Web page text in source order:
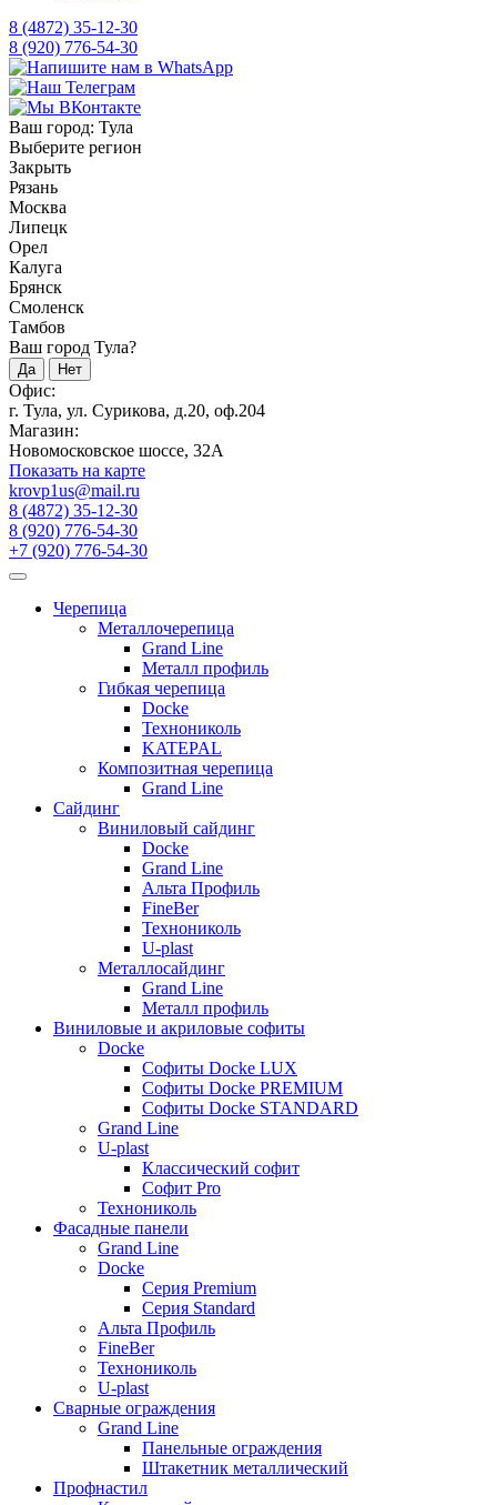
8 (4872) 35-12-30
8 (920) 776-54-30
Ваш город: Тула
Выберите регион
Закрыть
Рязань
Москва
Липецк
Орел
Калуга
Брянск
Смоленск
Тамбов
Ваш город Тула?
Да Нет
Офис:
г. Тула, ул. Сурикова, д.20, оф.204
Магазин:
Новомосковское шоссе, 32А
Показать на карте
krovp1us@mail.ru
8 (4872) 35-12-30
8 (920) 776-54-30
+7 (920) 776-54-30
Черепица
Металлочерепица
Grand Line
Металл профиль
Гибкая черепица
Docke
Технониколь
KATEPAL
Композитная черепица
Grand Line
Сайдинг
Виниловый сайдинг
Docke
Grand Line
Альта Профиль
FineBer
Технониколь
U-plast
Металлосайдинг
Grand Line
Металл профиль
Виниловые и акриловые софиты
Docke
Софиты Docke LUX
Софиты Docke PREMIUM
Софиты Docke STANDARD
Grand Line
U-plast
Классический софит
Софит Pro
Технониколь
Фасадные панели
Grand Line
Docke
Серия Premium
Серия Standard
Альта Профиль
FineBer
Технониколь
U-plast
Сварные ограждения
Grand Line
Панельные ограждения
Штакетник металлический
Профнастил